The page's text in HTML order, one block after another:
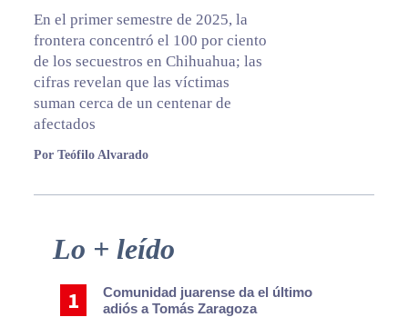
En el primer semestre de 2025, la
frontera concentró el 100 por ciento
de los secuestros en Chihuahua; las
cifras revelan que las víctimas
suman cerca de un centenar de
afectados
Por Teófilo Alvarado
Primary
Sidebar
Lo + leído
Comunidad juarense da el último
adiós a Tomás Zaragoza